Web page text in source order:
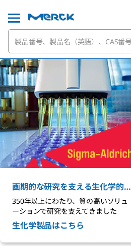
画期的な研究を支える生化学的基盤
350年以上にわたり、質の高いソリュ
ーションで研究を支えてきました
生化学製品はこちら